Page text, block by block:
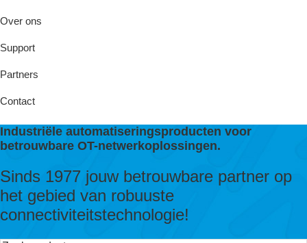
Over ons
Support
Partners
Contact
Industriële automatiseringsproducten voor
betrouwbare OT-netwerkoplossingen.
Sinds 1977 jouw betrouwbare partner op
het gebied van robuuste
connectiviteitstechnologie!